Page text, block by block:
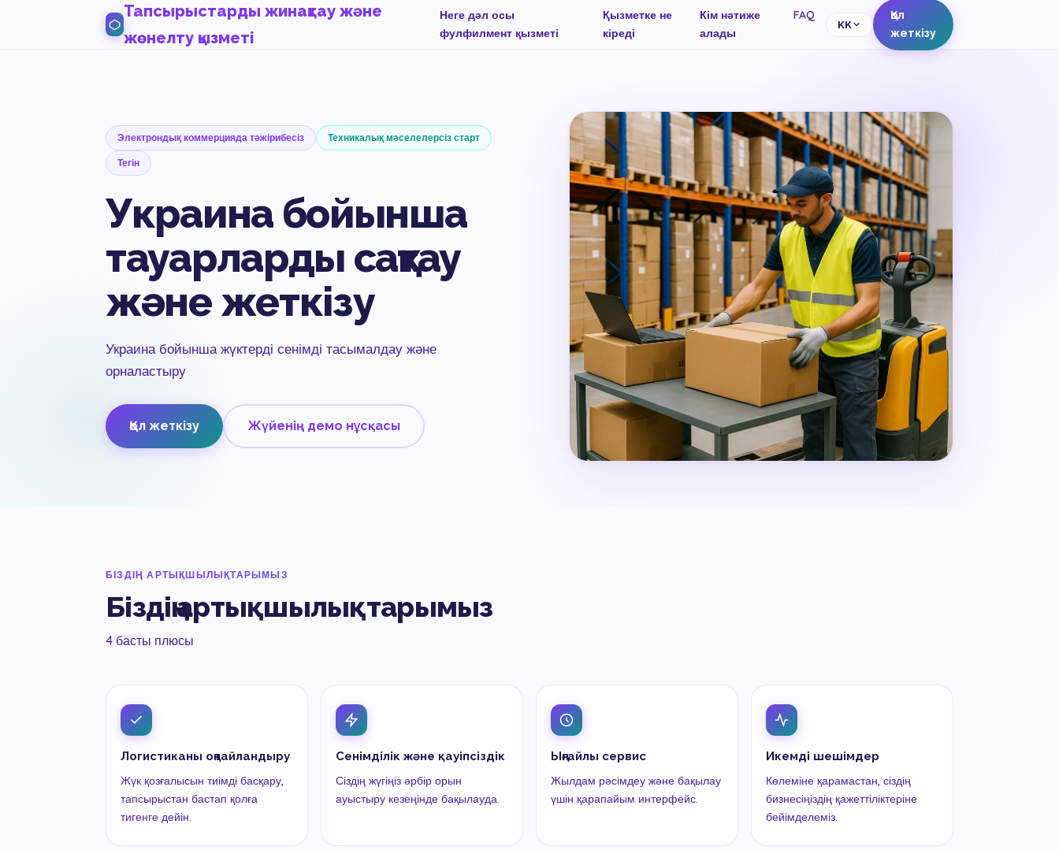
Тапсырыстарды жинақтау және
жөнелту қызметі
Неге дәл осы
фулфилмент қызметі
Қызметке не
кіреді
Кім нәтиже
алады
FAQ
KK
Қол
жеткізу
Электрондық коммерцияда тәжірибесіз Техникалық мәселелерсіз старт
Тегін
Украина бойынша
тауарларды сақтау
және жеткізу
Украина бойынша жүктерді сенімді тасымалдау және
орналастыру
Қол жеткізу Жүйенің демо нұсқасы
БІЗДІҢ АРТЫҚШЫЛЫҚТАРЫМЫЗ
Біздің артықшылықтарымыз
4 басты плюсы
Логистиканы оңтайландыру
Жүк қозғалысын тиімді басқару,
тапсырыстан бастап қолға
тигенге дейін.
Сенімділік және қауіпсіздік
Сіздің жүгіңіз әрбір орын
ауыстыру кезеңінде бақылауда.
Ыңғайлы сервис
Жылдам рәсімдеу және бақылау
үшін қарапайым интерфейс.
Икемді шешімдер
Көлеміне қарамастан, сіздің
бизнесіңіздің қажеттіліктеріне
бейімделеміз.